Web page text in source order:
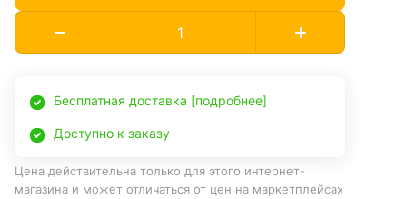
Бесплатная доставка [подробнее]
Доступно к заказу
Цена действительна только для этого интернет-
магазина и может отличаться от цен на маркетплейсах